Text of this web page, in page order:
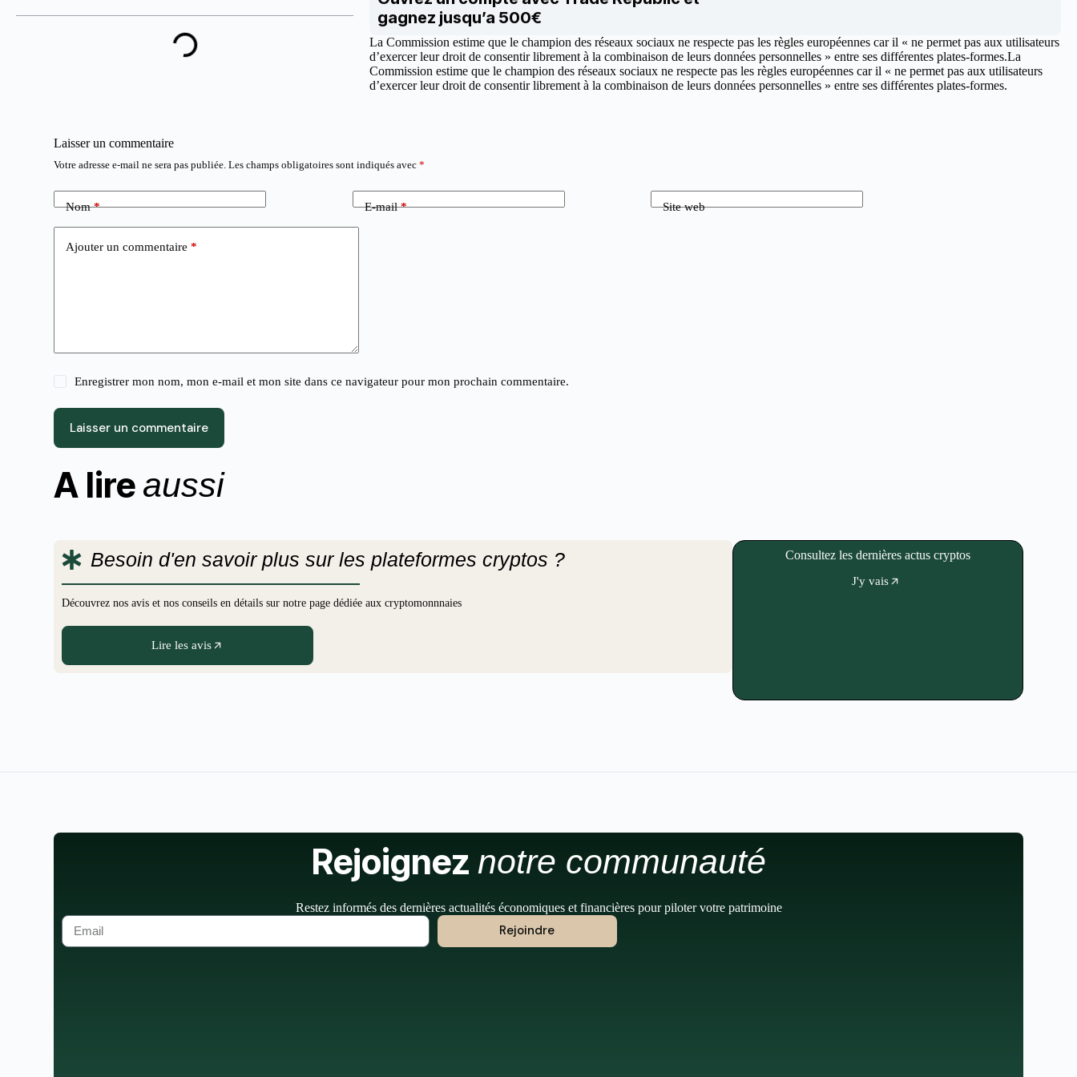
gagnez jusqu’a 500€
La Commission estime que le champion des réseaux sociaux ne respecte pas les règles européennes car il « ne permet pas aux utilisateurs
d’exercer leur droit de consentir librement à la combinaison de leurs données personnelles » entre ses différentes plates-formes.La
Commission estime que le champion des réseaux sociaux ne respecte pas les règles européennes car il « ne permet pas aux utilisateurs
d’exercer leur droit de consentir librement à la combinaison de leurs données personnelles » entre ses différentes plates-formes.
Laisser un commentaire
Votre adresse e-mail ne sera pas publiée. Les champs obligatoires sont indiqués avec*
Nom* E-mail* Site web
Ajouter un commentaire *
Enregistrer mon nom, mon e-mail et mon site dans ce navigateur pour mon prochain commentaire.
Laisser un commentaire
A lire aussi
Besoin d'en savoir plus sur les plateformes cryptos ?
Découvrez nos avis et nos conseils en détails sur notre page dédiée aux cryptomonnnaies
Lire les avis
Consultez les dernières actus cryptos
J'y vais
Rejoignez notre communauté
Restez informés des dernières actualités économiques et financières pour piloter votre patrimoine
Rejoindre